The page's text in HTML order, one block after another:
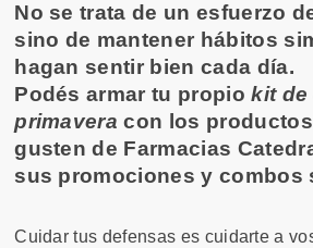
No se trata de un esfuerzo
sino de mantener hábitos
hagan sentir bien cada día.
Podés armar tu propiokit de
primavera con los
gusten de Farmacias
sus promociones y combos
Cuidar tus defensas es cuidarte a